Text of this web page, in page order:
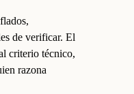
de verificar. El
criterio técnico,
razona